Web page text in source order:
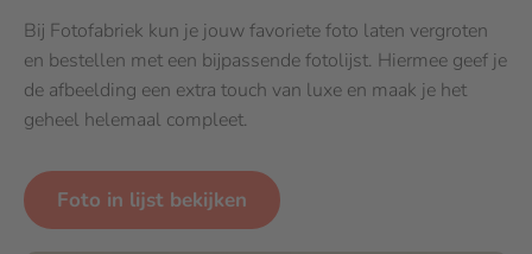
Bij Fotofabriek kun je jouw favoriete foto laten vergroten
en bestellen met een bijpassende fotolijst. Hiermee geef je
de afbeelding een extra touch van luxe en maak je het
geheel helemaal compleet.
Foto in lijst bekijken